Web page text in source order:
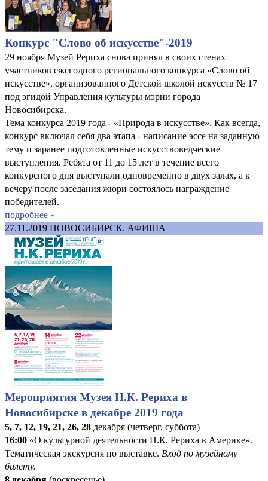
Конкурс "Слово об искусстве"-2019
29 ноября Музей Рериха снова принял в своих стенах
участников ежегодного регионального конкурса «Слово об
искусстве», организованного Детской школой искусств № 17
под эгидой Управления культуры мэрии города
Новосибирска.
Тема конкурса 2019 года - «Природа в искусстве». Как всегда,
конкурс включал себя два этапа - написание эссе на заданную
тему и заранее подготовленные искусствоведческие
выступления. Ребята от 11 до 15 лет в течение всего
конкурсного дня выступали одновременно в двух залах, а к
вечеру после заседания жюри состоялось награждение
победителей.
подробнее »
27.11.2019 НОВОСИБИРСК. АФИША
Мероприятия Музея Н.К. Рериха в
Новосибирске в декабре 2019 года
5, 7, 12, 19, 21, 26, 28 декабря (четверг, суббота)
16:00 «О культурной деятельности Н.К. Рериха в Америке».
Тематическая экскурсия по выставке. Вход по музейному
билету.